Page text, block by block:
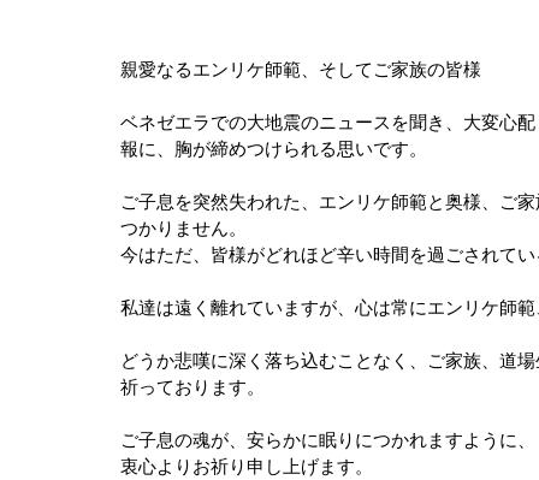
親愛なるエンリケ師範、そしてご家族の皆様
ベネゼエラでの大地震のニュースを聞き、大変心
報に、胸が締めつけられる思いです。
ご子息を突然失われた、エンリケ師範と奥様、ご
つかりません。
今はただ、皆様がどれほど辛い時間を過ごされて
私達は遠く離れていますが、心は常にエンリケ師
どうか悲嘆に深く落ち込むことなく、ご家族、道
祈っております。
ご子息の魂が、安らかに眠りにつかれますように、
衷心よりお祈り申し上げます。